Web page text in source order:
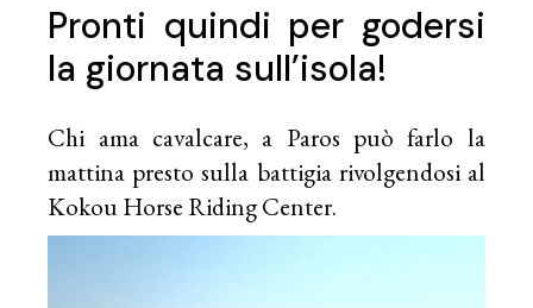
Pronti quindi per godersi
la giornata sull’isola!
Chi ama cavalcare, a Paros può farlo la
mattina presto sulla battigia rivolgendosi al
Kokou Horse Riding Center.